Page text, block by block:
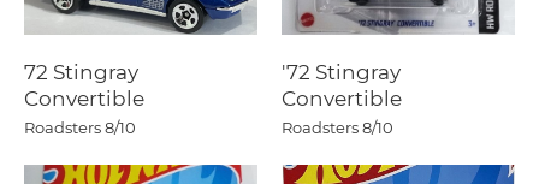
72 Stingray
Convertible
Roadsters8/10
'72 Stingray
Convertible
Roadsters8/10